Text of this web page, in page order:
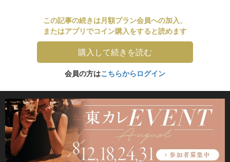
この記事の続きは月額プラン会員への加入、
またはアプリでコイン購入をすると読めます
購入して続きを読む
会員の方はこちらからログイン